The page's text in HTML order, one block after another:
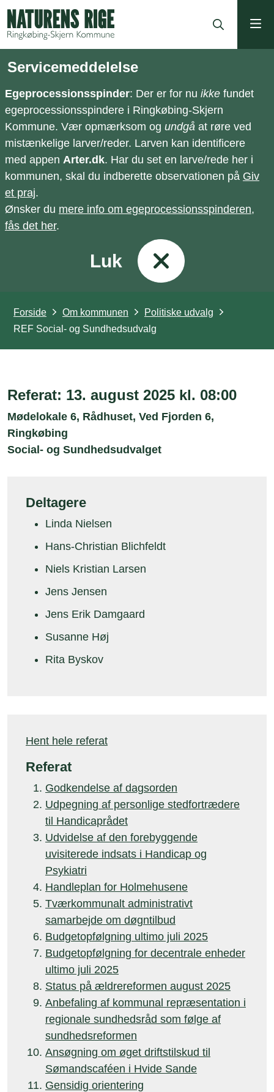
Servicemeddelelse
Egeprocessionsspinder: Der er for nu ikke fundet
egeprocessionsspindere i Ringkøbing-Skjern
Kommune. Vær opmærksom og undgå at røre ved
mistænkelige larver/reder. Larven kan identificere
med appen Arter.dk. Har du set en larve/rede her i
kommunen, skal du indberette observationen på Giv
et praj.
Ønsker du mere info om egeprocessionsspinderen,
fås det her.
Luk
Forside Om kommunen
Politiske udvalg
REF Social- og Sundhedsudvalg
Referat: 13. august 2025 kl. 08:00
Mødelokale 6, Rådhuset, Ved Fjorden 6,
Ringkøbing
Social- og Sundhedsudvalget
Deltagere
Linda Nielsen
Hans-Christian Blichfeldt
Niels Kristian Larsen
Jens Jensen
Jens Erik Damgaard
Susanne Høj
Rita Byskov
Hent hele referat
Referat
Godkendelse af dagsorden
Udpegning af personlige stedfortrædere
til Handicaprådet
Udvidelse af den forebyggende
uvisiterede indsats i Handicap og
Psykiatri
Handleplan for Holmehusene
Tværkommunalt administrativt
samarbejde om døgntilbud
Budgetopfølgning ultimo juli 2025
Budgetopfølgning for decentrale enheder
ultimo juli 2025
Status på ældrereformen august 2025
Anbefaling af kommunal repræsentation i
regionale sundhedsråd som følge af
sundhedsreformen
Ansøgning om øget driftstilskud til
Sømandscaféen i Hvide Sande
Gensidig orientering